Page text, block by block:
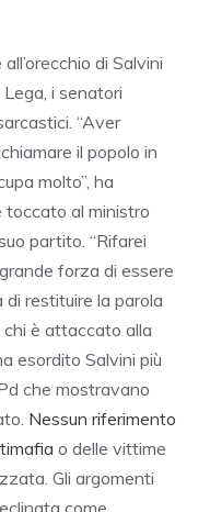
di Salvini
i senatori
“Aver
il popolo in
molto”, ha
toccato al ministro
partito. “Rifarei
forza di essere
di restituire la parola
chi è attaccato alla
esordito Salvini più
che mostravano
Nessun riferimento
o delle vittime
Gli argomenti